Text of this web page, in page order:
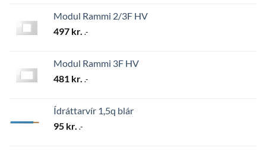
Modul Rammi 2/3F HV
497 kr. .-
Modul Rammi 3F HV
481 kr. .-
Ídráttarvír 1,5q blár
95 kr. .-